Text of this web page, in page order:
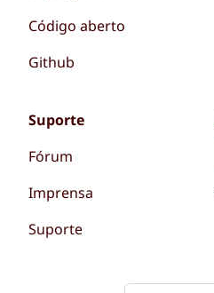
Código aberto
Github
Suporte
Fórum
Imprensa
Suporte